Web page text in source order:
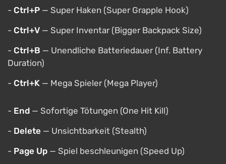
- Ctrl+P — Super Haken (Super Grapple Hook)
- Ctrl+V — Super Inventar (Bigger Backpack Size)
- Ctrl+B — Unendliche Batteriedauer (Inf. Battery
Duration)
- Ctrl+K — Mega Spieler (Mega Player)
- End — Sofortige Tötungen (One Hit Kill)
- Delete — Unsichtbarkeit (Stealth)
- Page Up — Spiel beschleunigen (Speed Up)